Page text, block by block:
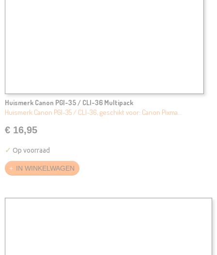
Huismerk Canon PGI-35 / CLI-36 Multipack
Huismerk Canon PGI-35 / CLI-36, geschikt voor: Canon Pixma…
€ 16,95
✓ Op voorraad
IN WINKELWAGEN